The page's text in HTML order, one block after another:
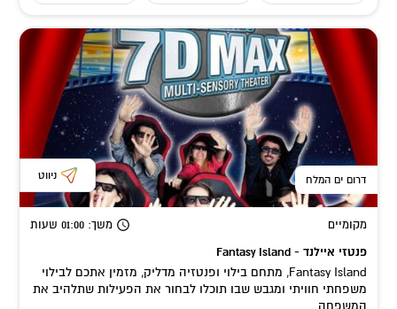
דרום ים המלח ניווט
מקומיים משך: 01:00 שעות
פנטזי איילנד - Fantasy Island
Fantasy Island, מתחם בילוי ופנטזיה מדליק, מזמין אתכם לבילוי
משפחתי חוויתי ומגבש שבו תוכלו לבחור את הפעילות שתלהיב את
המשפחה...